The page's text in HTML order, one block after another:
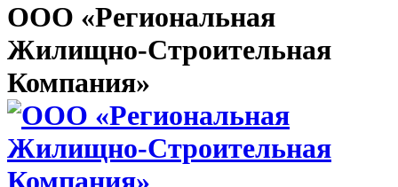
ООО «Региональная
Жилищно-Строительная
Компания»